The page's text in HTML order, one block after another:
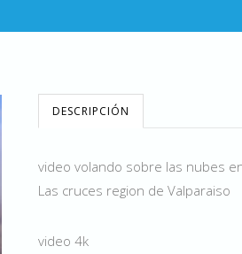
DESCRIPCIÓN
video volando sobre las nubes
Las cruces region de Valparaiso
video 4k